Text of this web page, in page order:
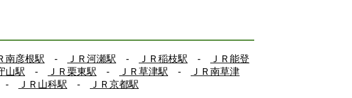
南彦根駅 - ＪＲ河瀬駅 - ＪＲ稲枝駅 -
ＪＲ能登
山駅 - ＪＲ栗東駅 - ＪＲ草津駅 -
ＪＲ南草津
- ＪＲ山科駅 - ＪＲ京都駅